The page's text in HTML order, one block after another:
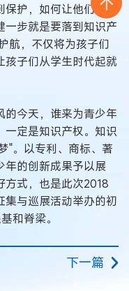
护，如何让他们也懂
一步就是要落到知识产
航，不仅将为孩子们
孩子们从学生时代起就
今天，谁来为青少年
一定是知识产权。知识
"。以专利、商标、著
年的创新成果予以展
方式，也是此次2018
与巡展活动举办的初
和脊梁。
下一篇